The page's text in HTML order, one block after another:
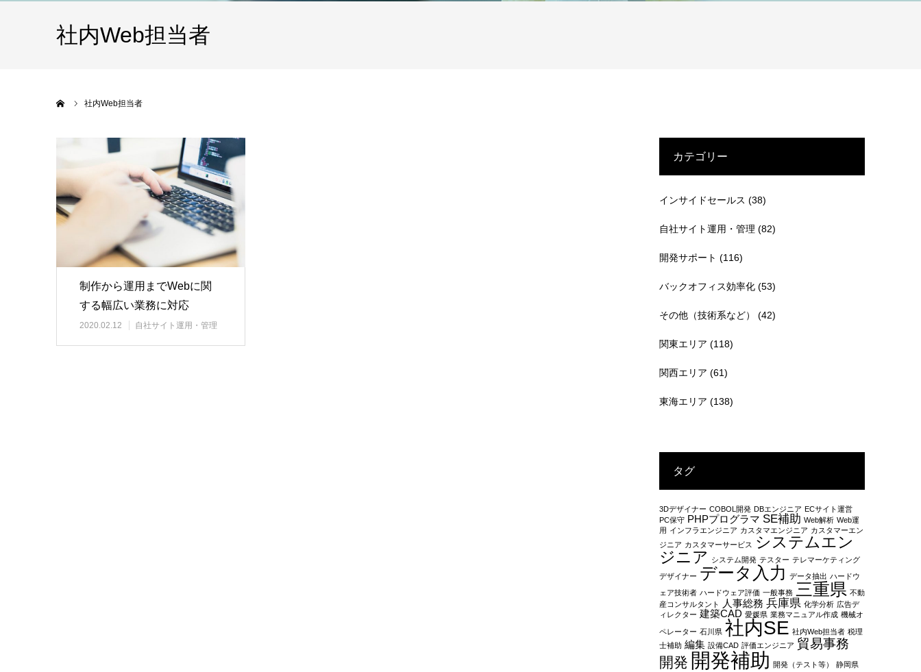
社内Web担当者
社内Web担当者
制作から運用までWebに関
する幅広い業務に対応
2020.02.12 自社サイト運用・管理
カテゴリー
インサイドセールス (38)
自社サイト運用・管理 (82)
開発サポート (116)
バックオフィス効率化 (53)
その他（技術系など） (42)
関東エリア (118)
関西エリア (61)
東海エリア (138)
タグ
3Dデザイナー COBOL開発 DBエンジニア ECサイト運営
PC保守 PHPプログラマ SE補助 Web解析 Web運
用 インフラエンジニア カスタマエンジニア カスタマーエン
ジニア カスタマーサービス
システムエン
ジニア システム開発 テスター テレマーケティング
デザイナー データ入力 データ抽出 ハードウ
ェア技術者 ハードウェア評価 一般事務 三重県 不動
産コンサルタント
人事総務 兵庫県 化学分析 広告デ
ィレクター 建築CAD 愛媛県 業務マニュアル作成 機械オ
ペレーター 石川県 社内SE 社内Web担当者 税理
士補助 編集 設備CAD 評価エンジニア 貿易事務
開発 開発補助 開発（テスト等） 静岡県